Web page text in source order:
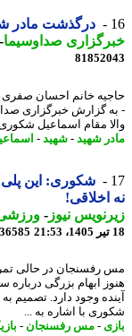
درگذشت مادر
صداوسیما-
خانم احسان صفری
گزارش خبرگزاری صدا و
اسماعیل شکوری در سن 89 سالگی دار
شهید-شهید-اسماعیل-
شکوری: این پلی
نیوز-ورزشی-
81836585
در حالی تمرینات
ابهام بزرگی درباره
وجود دارد. تصمیم به
با اشاره به ...
- مس رفسنجان-بازیکنان